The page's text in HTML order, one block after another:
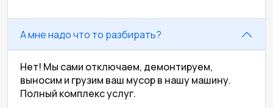
А мне надо что то разбирать?
Нет! Мы сами отключаем, демонтируем,
выносим и грузим ваш мусор в нашу машину.
Полный комплекс услуг.